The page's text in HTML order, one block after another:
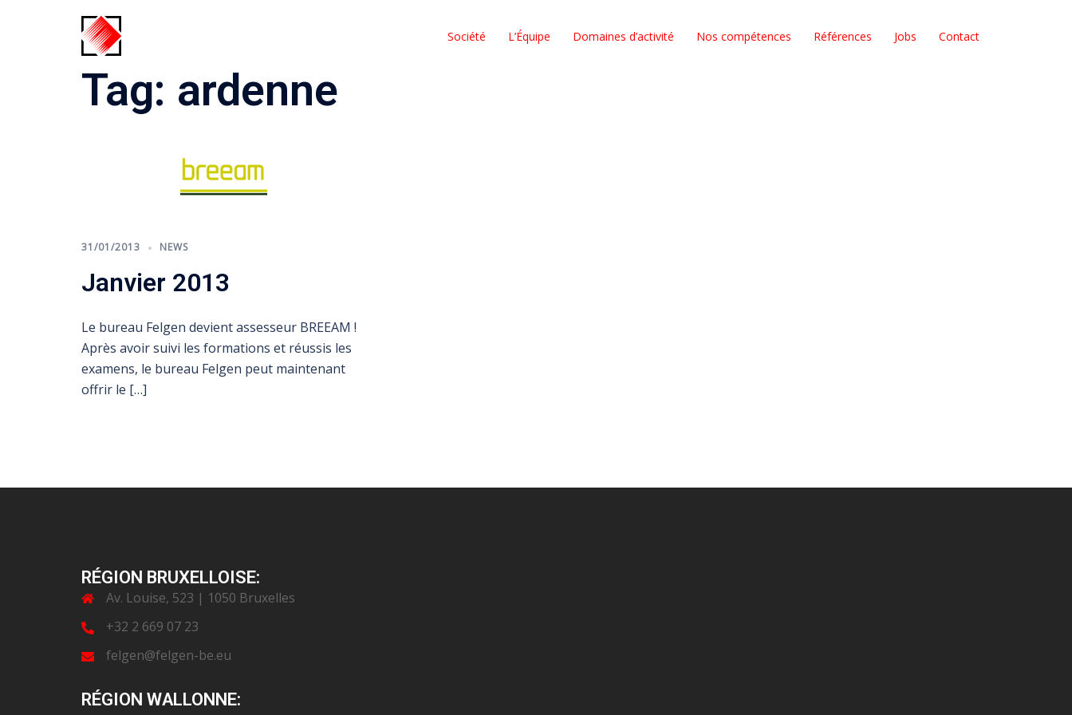
Société L’Équipe Domaines d’activité Nos compétences Références Jobs Contact
Tag: ardenne
31/01/2013 NEWS
Janvier 2013
Le bureau Felgen devient assesseur BREEAM !
Après avoir suivi les formations et réussis les
examens, le bureau Felgen peut maintenant
offrir le […]
RÉGION BRUXELLOISE:
Av. Louise, 523 | 1050 Bruxelles
+32 2 669 07 23
felgen@felgen-be.eu
RÉGION WALLONNE: